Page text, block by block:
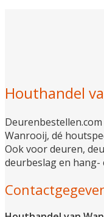
Houthandel
Wanrooij, dé
Ook voor deuren,
deurbeslag en hang-